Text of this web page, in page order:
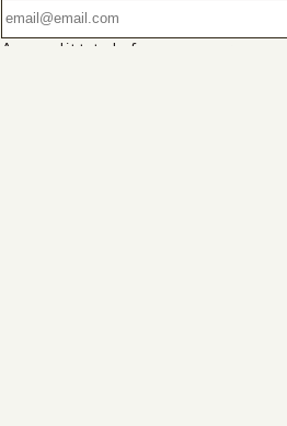
Ange ditt telefonnummer